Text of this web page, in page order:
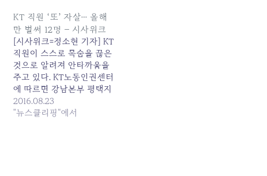
KT 직원 ‘또’ 자살… 올해
만 벌써 12명 – 시사위크
[시사위크=정소현 기자] KT
직원이 스스로 목숨을 끊은
것으로 알려져 안타까움을
주고 있다. KT노동인권센터
에 따르면 강남본부 평택지
사 소속 근로자 A씨(58)는
지난 19일 오후 6시경, 자신
2016.08.23
"뉴스클리핑"에서